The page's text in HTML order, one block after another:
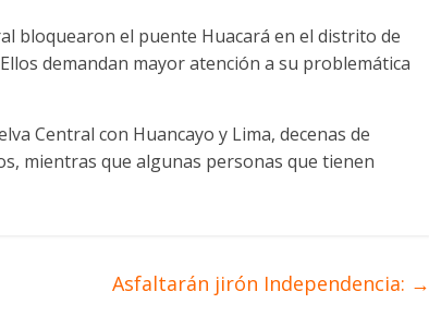
bloquearon el puente Huacará en el distrito de
demandan mayor atención a su problemática
Central con Huancayo y Lima, decenas de
mientras que algunas personas que tienen
Asfaltarán jirón Independencia: →